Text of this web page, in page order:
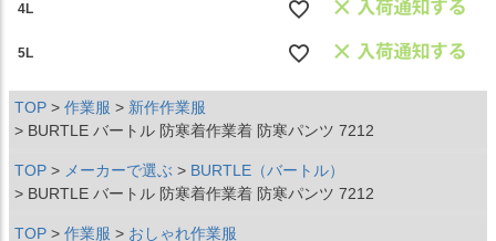
4L
5L
TOP 作業服
新作作業服
BURTLE バートル 防寒着作業着 防寒パンツ 7212
TOP メーカーで選ぶ
BURTLE（バートル）
BURTLE バートル 防寒着作業着 防寒パンツ 7212
TOP 作業服 おしゃれ作業服